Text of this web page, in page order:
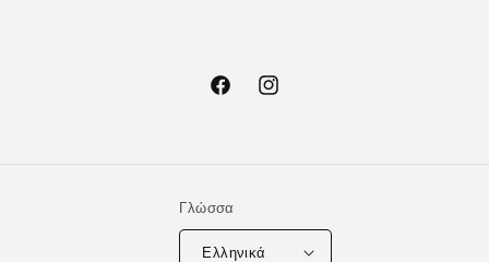
FacebookInstagram
Γλώσσα
Ελληνικά